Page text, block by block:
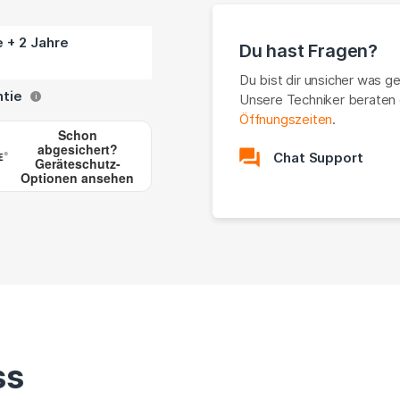
+ 2 Jahre
i
Schon
abgesichert?
Geräteschutz-
Optionen ansehen
Du hast Fragen?
Du bist dir unsicher was
Unsere Techniker
Öffnungszeiten.
Chat Support